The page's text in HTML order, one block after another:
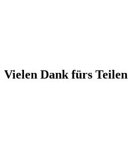
Vielen Dank fürs Teilen